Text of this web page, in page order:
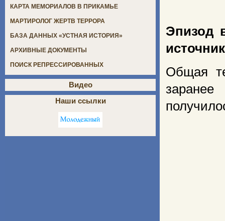
Эпизод
Общая
КАРТА МЕМОРИАЛОВ В ПРИКАМЬЕ
МАРТИРОЛОГ ЖЕРТВ ТЕРРОРА
БАЗА ДАННЫХ «УСТНАЯ ИСТОРИЯ»
АРХИВНЫЕ ДОКУМЕНТЫ
ПОИСК РЕПРЕССИРОВАННЫХ
Видео
Наши ссылки